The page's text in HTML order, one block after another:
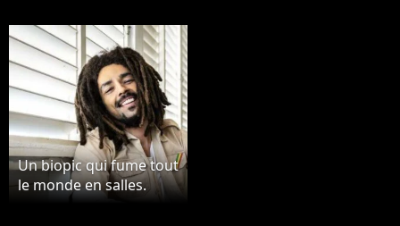
Un biopic qui fume tout
le monde en salles.